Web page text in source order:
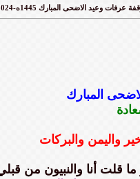
المبارك
قلت أنا والنبيون من